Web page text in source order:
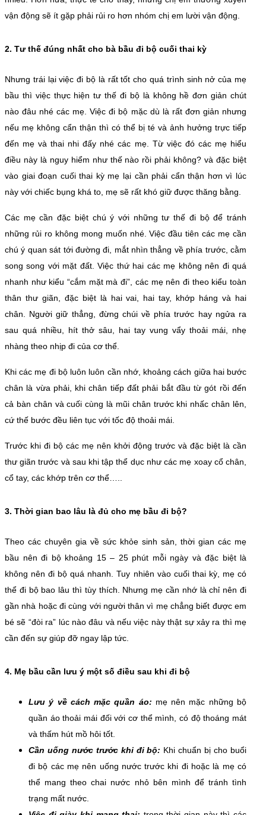
vận động sẽ ít gặp phải rủi ro hơn nhóm chị em lười vận động.
2. Tư thế đúng nhất cho bà bầu đi bộ cuối thai kỳ
Nhưng trái lại việc đi bộ là rất tốt cho quá trình sinh nở của mẹ
bầu thì việc thực hiện tư thế đi bộ là không hề đơn giản chút
nào đâu nhé các mẹ. Việc đi bộ mặc dù là rất đơn giản nhưng
nếu mẹ không cẩn thận thì có thể bị té và ảnh hưởng trực tiếp
đến mẹ và thai nhi đấy nhé các mẹ. Từ việc đó các mẹ hiểu
điều này là nguy hiểm như thế nào rồi phải không? và đặc biệt
vào giai đoạn cuối thai kỳ mẹ lại cần phải cẩn thận hơn vì lúc
này với chiếc bụng khá to, mẹ sẽ rất khó giữ được thăng bằng.
Các mẹ cần đặc biệt chú ý với những tư thế đi bộ để tránh
những rủi ro không mong muốn nhé. Việc đầu tiên các mẹ cần
chú ý quan sát tới đường đi, mắt nhìn thẳng về phía trước, cằm
song song với mặt đất. Việc thứ hai các mẹ không nên đi quá
nhanh như kiểu “cắm mặt mà đi”, các mẹ nên đi theo kiểu toàn
thân thư giãn, đặc biệt là hai vai, hai tay, khớp háng và hai
chân. Người giữ thẳng, đừng chúi về phía trước hay ngửa ra
sau quá nhiều, hít thở sâu, hai tay vung vẩy thoải mái, nhẹ
nhàng theo nhịp đi của cơ thể.
Khi các mẹ đi bộ luôn luôn cần nhớ, khoảng cách giữa hai bước
chân là vừa phải, khi chân tiếp đất phải bắt đầu từ gót rồi đến
cả bàn chân và cuối cùng là mũi chân trước khi nhấc chân lên,
cứ thế bước đều liên tục với tốc độ thoải mái.
Trước khi đi bộ các mẹ nên khởi động trước và đặc biệt là cần
thư giãn trước và sau khi tập thể dục như các mẹ xoay cổ chân,
cổ tay, các khớp trên cơ thể…..
3. Thời gian bao lâu là đủ cho mẹ bầu đi bộ?
Theo các chuyên gia về sức khỏe sinh sản, thời gian các mẹ
bầu nên đi bộ khoảng 15 – 25 phút mỗi ngày và đặc biệt là
không nên đi bộ quá nhanh. Tuy nhiên vào cuối thai kỳ, mẹ có
thể đi bộ bao lâu thì tùy thích. Nhưng mẹ cần nhớ là chỉ nên đi
gần nhà hoặc đi cùng với người thân vì mẹ chẳng biết được em
bé sẽ “đòi ra” lúc nào đâu và nếu việc này thật sự xảy ra thì mẹ
cần đến sự giúp đỡ ngay lập tức.
4. Mẹ bầu cần lưu ý một số điều sau khi đi bộ
Lưu ý về cách mặc quần áo: mẹ nên mặc những bộ
quần áo thoải mái đối với cơ thể mình, có độ thoáng mát
và thấm hút mồ hôi tốt.
Cần uống nước trước khi đi bộ: Khi chuẩn bị cho buổi
đi bộ các mẹ nên uống nước trước khi đi hoặc là mẹ có
thể mang theo chai nước nhỏ bên mình để tránh tình
trạng mất nước.